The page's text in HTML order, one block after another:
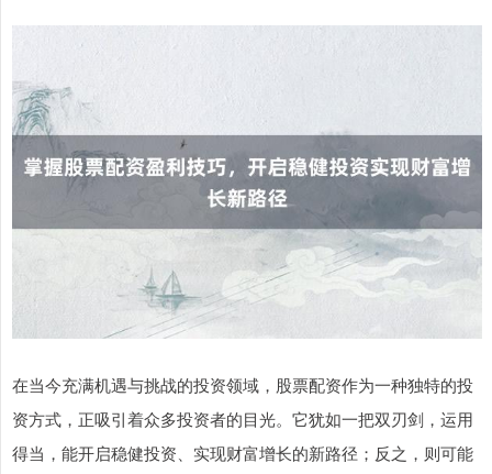
在当今充满机遇与挑战的投资领域，股票配资作为一种独特的投
资方式，正吸引着众多投资者的目光。它犹如一把双刃剑，运用
得当，能开启稳健投资、实现财富增长的新路径；反之，则可能